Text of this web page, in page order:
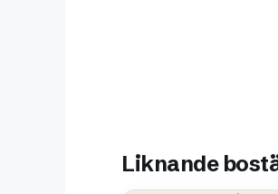
Liknande